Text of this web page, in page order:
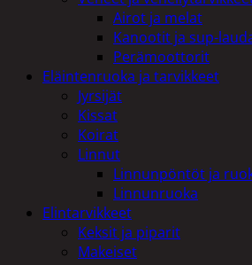
Airot ja melat
Kanootit ja sup-
Perämoottorit
Eläintenruoka ja tarvikkeet
Jyrsijät
Kissat
Koirat
Linnut
Linnunpöntöt ja
Linnunruoka
Elintarvikkeet
Keksit ja piparit
Makeiset